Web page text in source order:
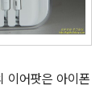
이어팟은 아이폰